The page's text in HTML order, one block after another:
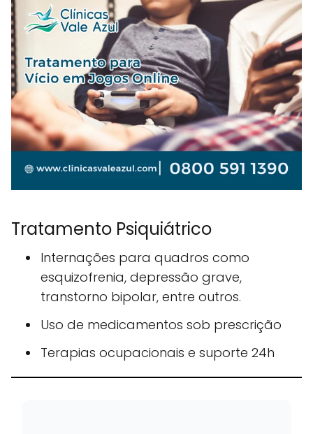
Tratamento Psiquiátrico
Internações para quadros como
esquizofrenia, depressão grave,
transtorno bipolar, entre outros.
Uso de medicamentos sob prescrição
Terapias ocupacionais e suporte 24h